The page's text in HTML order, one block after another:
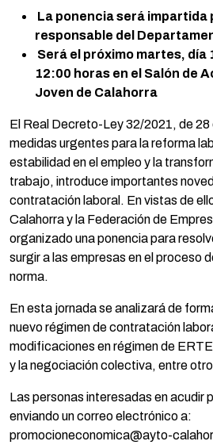
La ponencia será impartida
responsable del
Será el próximo martes, día
12:00 horas en el Salón de
Joven de Calahorra
El Real Decreto-Ley 32/2021, de 28
medidas urgentes para la reforma
estabilidad en el empleo y la
trabajo, introduce importantes
contratación laboral. En vistas de
Calahorra y la Federación de
organizado una ponencia para
surgir a las empresas en el proceso
norma.
En esta jornada se analizará de
nuevo régimen de contratación
modificaciones en régimen de
y la negociación colectiva, entre
Las personas interesadas en acudir
enviando un correo electrónico a:
promocioneconomica@ayto-